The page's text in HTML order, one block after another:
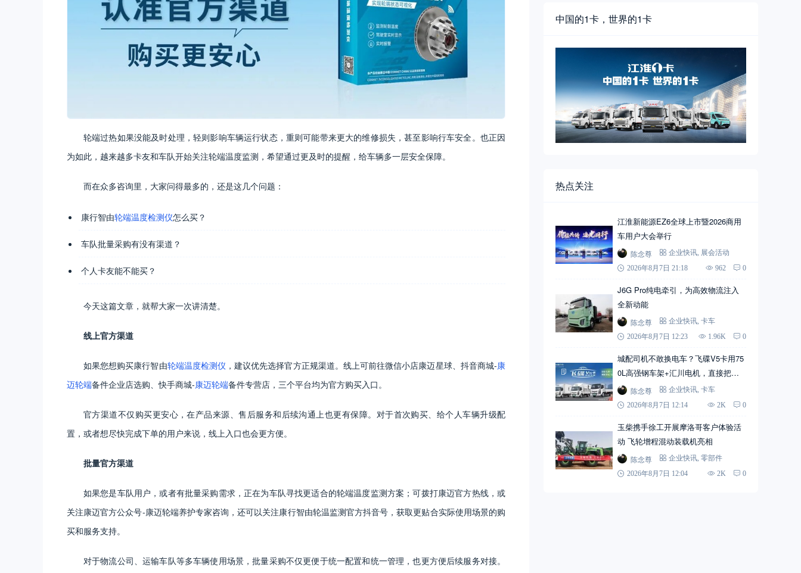
轮端过热如果没能及时处理，轻则影响车辆运行状态，重则可能带来更大的维修损失，甚至影响行车安全。也正因
为如此，越来越多卡友和车队开始关注轮端温度监测，希望通过更及时的提醒，给车辆多一层安全保障。
而在众多咨询里，大家问得最多的，还是这几个问题：
康行智由轮端温度检测仪怎么买？
车队批量采购有没有渠道？
个人卡友能不能买？
今天这篇文章，就帮大家一次讲清楚。
线上官方渠道
如果您想购买康行智由轮端温度检测仪 ，建议优先选择官方正规渠道。线上可前往微信小店康迈星球、抖音商城-康
迈轮端备件企业店选购、快手商城-康迈轮端备件专营店，三个平台均为官方购买入口。
官方渠道不仅购买更安心，在产品来源、售后服务和后续沟通上也更有保障。对于首次购买、给个人车辆升级配
置，或者想尽快完成下单的用户来说，线上入口也会更方便。
批量官方渠道
如果您是车队用户，或者有批量采购需求，正在为车队寻找更适合的轮端温度监测方案；可拨打康迈官方热线，或
关注康迈官方公众号-康迈轮端养护专家咨询，还可以关注康行智由轮温监测官方抖音号，获取更贴合实际使用场景的购
买和服务支持。
对于物流公司、运输车队等多车辆使用场景，批量采购不仅更便于统一配置和统一管理，也更方便后续服务对接。
中国的1卡，世界的1卡
热点关注
江淮新能源EZ6全球上市暨2026商用
车用户大会举行
陈念尊 企业快讯
展会活动
2026年8月7日 21:18
962 0
J6G Pro纯电牵引，为高效物流注入
全新动能
陈念尊 企业快讯 卡车
2026年8月7日 12:23
1.96K 0
城配司机不敢换电车？飞碟V5卡用75
0L高强钢车架+汇川电机，直接把信
心拉满陈念尊 企业快讯 卡车
2026年8月7日 12:14
2K 0
玉柴携手徐工开展摩洛哥客户体验活
动 飞轮增程混动装载机亮相
陈念尊 企业快讯 零部件
2026年8月7日 12:04
2K 0